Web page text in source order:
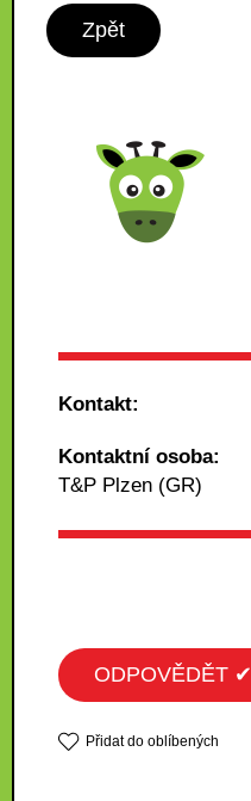
Zpět
Kontakt:
Kontaktní osoba:
T&P Plzen (GR)
ODPOVĚDĚT ✔
Přidat do oblíbených